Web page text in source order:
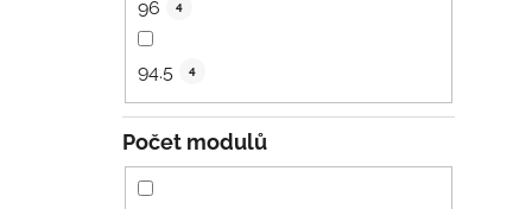
96 4
94.5 4
Počet modulů